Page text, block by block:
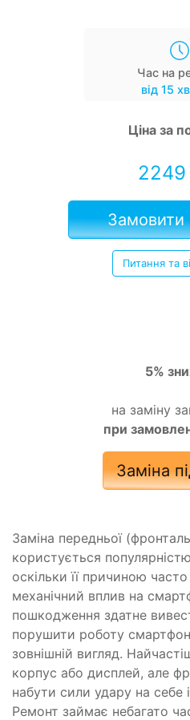
Час на
від 15
Ціна за
2249
Замовити
Питання та
5%
на заміну
при
Заміна
Заміна передньої
користується
оскільки її причиною
механічний вплив на
пошкодження здатне
порушити роботу
зовнішній вигляд.
корпус або дисплей, але
набути сили удару на себе
Ремонт займає небагато